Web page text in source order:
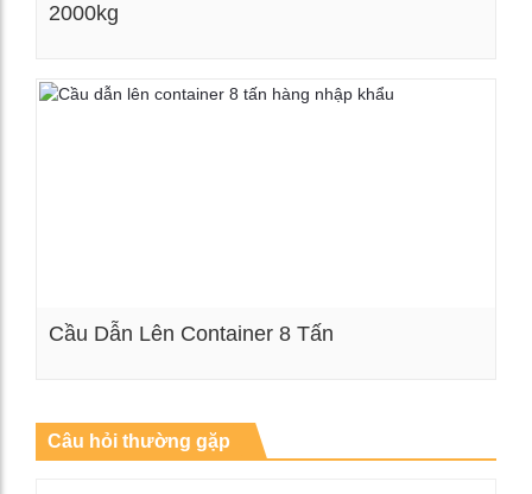
2000kg
Cầu Dẫn Lên Container 8 Tấn
Câu hỏi thường gặp